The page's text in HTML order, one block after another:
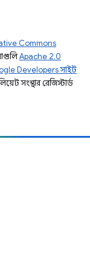
Commons
Apache 2.0
Developers সাইট
সংস্থার রেজিস্টার্ড